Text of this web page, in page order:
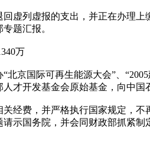
回虚列虚报的支出，并正在办理
题汇报。
万
“北京国际可再生能源大会”、
才开发基金会原始基金，向中国
关经费，并严格执行国家规定，
示国务院，并会同财政部抓紧